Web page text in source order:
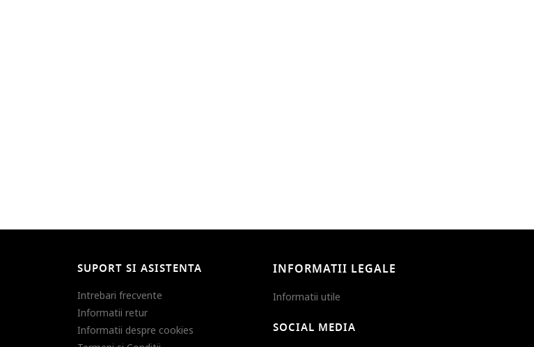
SUPORT SI ASISTENTA
Intrebari frecvente
Informatii retur
Informatii despre cookies
INFORMATII LEGALE
Informatii utile
SOCIAL MEDIA